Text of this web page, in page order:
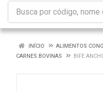
INÍCIO
ALIMENTOS
CARNES BOVINAS
BIFE